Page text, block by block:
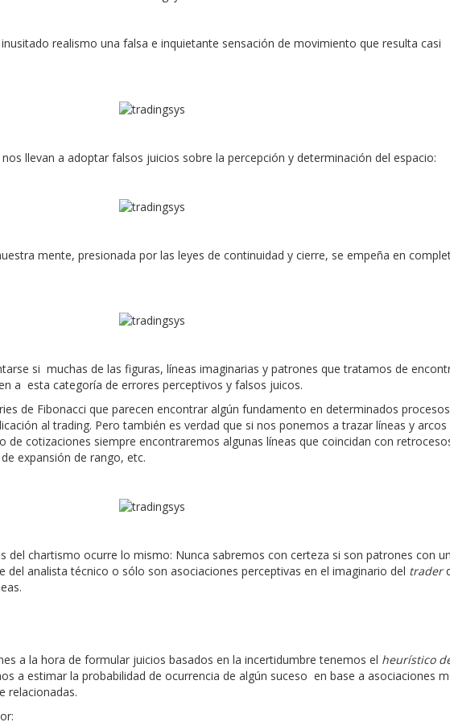
realismo una falsa e inquietante sensación de movimiento que resulta casi
llevan a adoptar falsos juicios sobre la percepción y determinación del espacio:
mente, presionada por las leyes de continuidad y cierre, se empeña en
si muchas de las figuras, líneas imaginarias y patrones que tratamos de
a esta categoría de errores perceptivos y falsos juicos.
de Fibonacci que parecen encontrar algún fundamento en determinados procesos
al trading. Pero también es verdad que si nos ponemos a trazar líneas y arcos
de cotizaciones siempre encontraremos algunas líneas que coincidan con
expansión de rango, etc.
del chartismo ocurre lo mismo: Nunca sabremos con certeza si son patrones con
analista técnico o sólo son asociaciones perceptivas en el imaginario del trader
a la hora de formular juicios basados en la incertidumbre tenemos el heurístico
a estimar la probabilidad de ocurrencia de algún suceso en base a asociaciones
relacionadas.